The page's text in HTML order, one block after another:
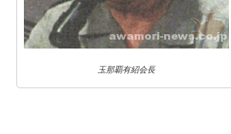
玉那覇有紹会長